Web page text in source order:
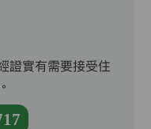
證實有需要接受住